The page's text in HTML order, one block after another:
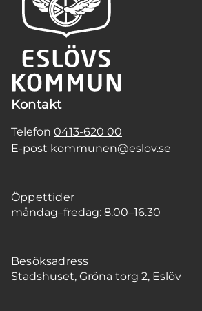
Kontakt
Telefon 0413-620 00
E-post kommunen@eslov.se
Öppettider
måndag–fredag: 8.00–16.30
Besöksadress
Stadshuset, Gröna torg 2, Eslöv